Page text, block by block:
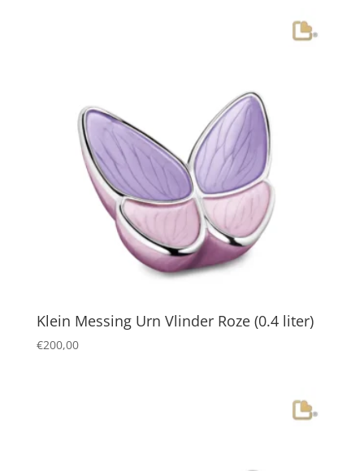
Klein Messing Urn Vlinder Roze (0.4 liter)
€200,00